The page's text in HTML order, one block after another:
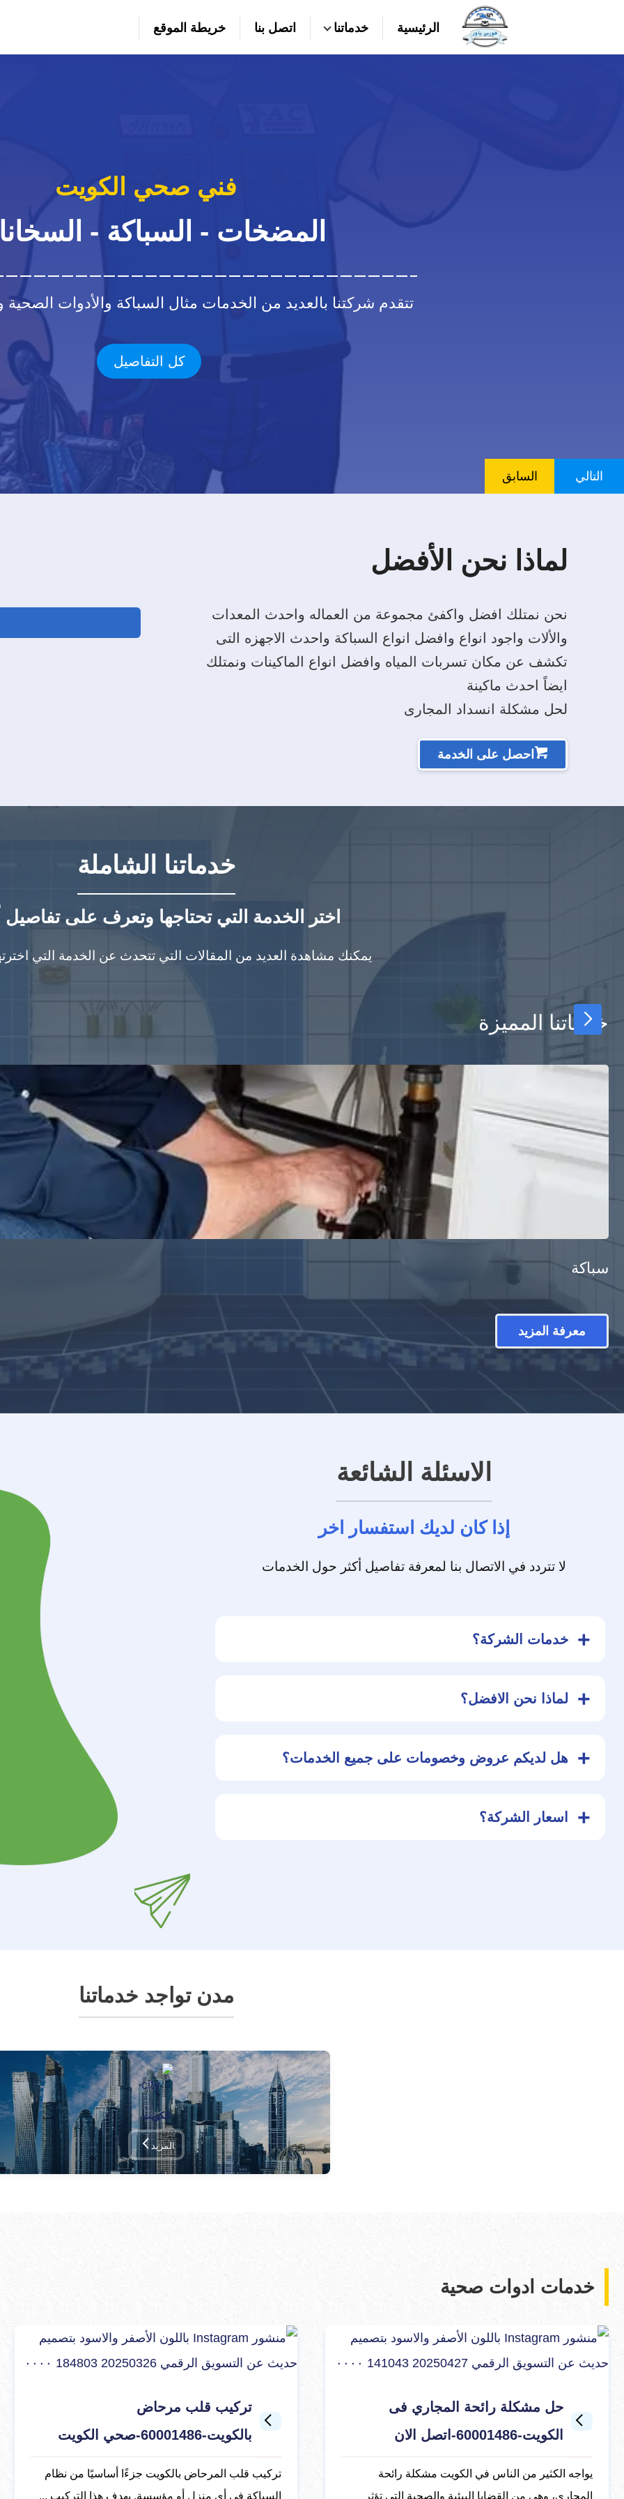
عن
الرئيسية خدماتنا اتصل بنا خريطة الموقع
فني صحي الكويت
المضخات - السباكة -
تتقدم شركتنا بالعديد من الخدمات مثال السباكة والأدوات
كل التفاصيل
السابق التالي
لماذا نحن الأفضل
نحن نمتلك افضل واكفئ مجموعة من العماله واحدث المعدات
والألات واجود انواع وافضل انواع السباكة واحدث الاجهزه التى
تكشف عن مكان تسربات المياه وافضل انواع الماكينات ونمتلك
ايضاً احدث ماكينة
لحل مشكلة انسداد المجارى
احصل على الخدمة
خدماتنا الشاملة
اختر الخدمة التي تحتاجها وتعرف على تفاصيل
يمكنك مشاهدة العديد من المقالات التي تتحدث عن الخدمة التي
خدماتنا المميزة
سباكة
معرفة المزيد
الاسئلة الشائعة
إذا كان لديك استفسار اخر
لا تتردد في الاتصال بنا لمعرفة تفاصيل أكثر حول الخدمات
خدمات الشركة؟
السباكة العامة، السخانات المركزية، تسليك المجاري.
لماذا نحن الافضل؟
الخبرة، الأمانة، الدقة، السرعة، الكفائه، والمرونة، الريادة
هل لديكم عروض وخصومات على جميع الخدمات؟
شركتنا ستحصل علي افضل خدمة بأقل سعر
اسعار الشركة؟
مدن تواجد خدماتنا
الكويت
المزيد
خدمات ادوات صحية
حل مشكلة رائحة المجاري فى
الكويت-60001486-اتصل الان
يواجه الكثير من الناس في الكويت مشكلة رائحة
المجاري، وهي من القضايا البيئية والصحية التي تؤثر
تركيب قلب مرحاض
بالكويت-60001486-صحي الكويت
تركيب قلب المرحاض بالكويت جزءًا أساسيًا من نظام
السباكة في أي منزل أو مؤسسة. يهدف هذا التركيب ...